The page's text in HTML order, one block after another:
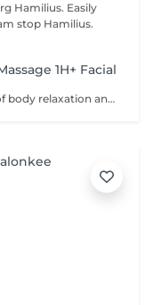
stop Hamilius.
1H+ Facial
A holistic treatment combining 1hour of body relaxation and 30min of facial massage for complete rejuvenation. Why clients choose it: - Full relaxation - Skin + body experience - Signature SPA feeling